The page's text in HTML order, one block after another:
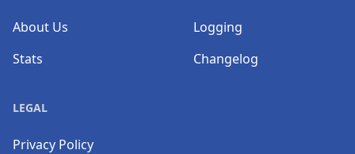
About Us
Stats
Logging
Changelog
LEGAL
Privacy Policy